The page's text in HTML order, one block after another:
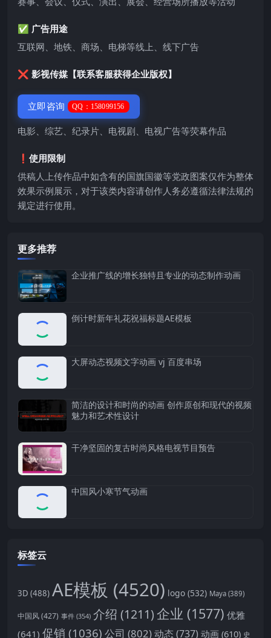
✅ 广告用途
互联网、地铁、商场、电梯等线上、线下广告
❌ 影视传媒【联系客服获得企业版权】
立即咨询 QQ：158099156
电影、综艺、纪录片、电视剧、电视广告等荧幕作品
❗️使用限制
供稿人上传作品中如含有的国旗国徽等党政图案仅作为整体
效果示例展示，对于该类内容请创作人务必遵循法律法规的
规定进行使用。
更多推荐
企业推广线的增长独特且专业的动态制作动画
倒计时新年礼花祝福标题AE模板
大屏动态视频文字动画 vj 百度串场
简洁的设计和时尚的动画 创作原创和现代的视频
魅力和艺术性设计
干净坚固的复古时尚风格电视节目预告
中国风小寒节气动画
标签云
3D (488) AE模板 (4520) logo (532) Maya (389)
中国风(427) 事件 (354) 介绍 (1211)企业 (1577) 优雅
(641) 促销 (1036) 公司 (802)动态 (737) 动画 (610) 史